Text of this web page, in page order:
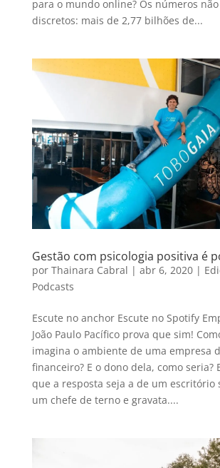
para o mundo online? Os números
discretos: mais de 2,77 bilhões de...
Gestão com psicologia positiva é
por Thainara Cabral | abr 6, 2020|
Podcasts
Escute no anchor Escute no Spotify
João Paulo Pacífico prova que sim!
imagina o ambiente de uma empresa
financeiro? E o dono dela, como seria?
que a resposta seja a de um escritório
um chefe de terno e gravata....